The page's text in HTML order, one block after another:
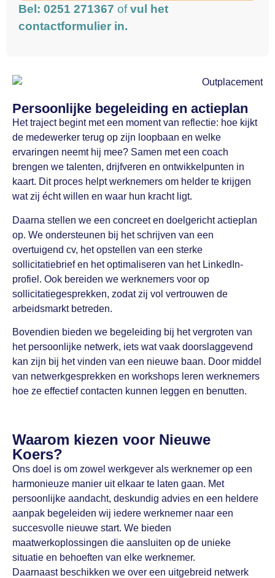
Bel: 0251 271367 ofvul het
contactformulier in.
Persoonlijke begeleiding en actieplan
Het traject begint met een moment van reflectie: hoe kijkt
de medewerker terug op zijn loopbaan en welke
ervaringen neemt hij mee? Samen met een coach
brengen we talenten, drijfveren en ontwikkelpunten in
kaart. Dit proces helpt werknemers om helder te krijgen
wat zij écht willen en waar hun kracht ligt.
Daarna stellen we een concreet en doelgericht actieplan
op. We ondersteunen bij het schrijven van een
overtuigend cv, het opstellen van een sterke
sollicitatiebrief en het optimaliseren van het LinkedIn-
profiel. Ook bereiden we werknemers voor op
sollicitatiegesprekken, zodat zij vol vertrouwen de
arbeidsmarkt betreden.
Bovendien bieden we begeleiding bij het vergroten van
het persoonlijke netwerk, iets wat vaak doorslaggevend
kan zijn bij het vinden van een nieuwe baan. Door middel
van netwerkgesprekken en workshops leren werknemers
hoe ze effectief contacten kunnen leggen en benutten.
Waarom kiezen voor Nieuwe
Koers?
Ons doel is om zowel werkgever als werknemer op een
harmonieuze manier uit elkaar te laten gaan. Met
persoonlijke aandacht, deskundig advies en een heldere
aanpak begeleiden wij iedere werknemer naar een
succesvolle nieuwe start. We bieden
maatwerkoplossingen die aansluiten op de unieke
situatie en behoeften van elke werknemer.
Daarnaast beschikken we over een uitgebreid netwerk